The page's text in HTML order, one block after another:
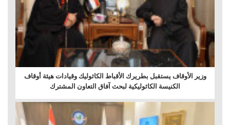
وزير الأوقاف يستقبل بطريرك الأقباط الكاثوليك وقيادات هيئة أوقاف
الكنيسة الكاثوليكية لبحث آفاق التعاون المشترك